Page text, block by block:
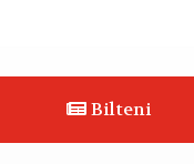
Bilteni